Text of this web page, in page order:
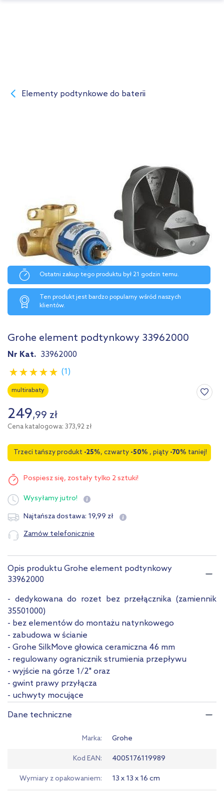
Elementy podtynkowe do baterii
Ostatni zakup tego produktu był 21 godzin temu.
Ten produkt jest bardzo popularny wśród naszych
klientów.
Grohe element podtynkowy 33962000
Nr Kat. 33962000
(1)
multirabaty
249,99 zł
Cena katalogowa: 373,92 zł
Trzeci tańszy produkt -25%, czwarty -50% , piąty -70% taniej!
Pospiesz się, zostały tylko 2 sztuki!
Wysyłamyjutro!
Najtańsza dostawa: 19,99 zł
Zamów telefonicznie
Opis produktu Grohe element podtynkowy
33962000
- dedykowana do rozet bez przełącznika (zamiennik
35501000)
- bez elementów do montażu natynkowego
- zabudowa w ścianie
- Grohe SilkMove głowica ceramiczna 46 mm
- regulowany ogranicznik strumienia przepływu
- wyjście na górze 1/2" oraz
- gwint prawy przyłącza
- uchwyty mocujące
Dane techniczne
Marka Grohe
Kod EAN 4005176119989
Wymiary z opakowaniem 13 x 13 x 16 cm